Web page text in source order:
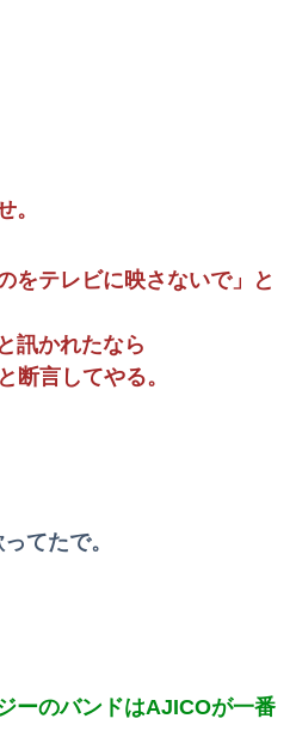
。
をテレビに映さないで」と
訊かれたなら
断言してやる。
てたで。
ーのバンドはAJICOが一番